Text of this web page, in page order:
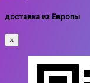
доставка из Европы
×